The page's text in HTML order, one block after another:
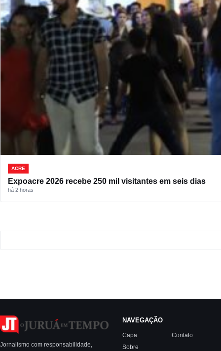
ACRE
Expoacre 2026 recebe 250 mil visitantes em seis dias
há 2 horas
Jornalismo com responsabilidade,
NAVEGAÇÃO
Capa
Sobre
Contato